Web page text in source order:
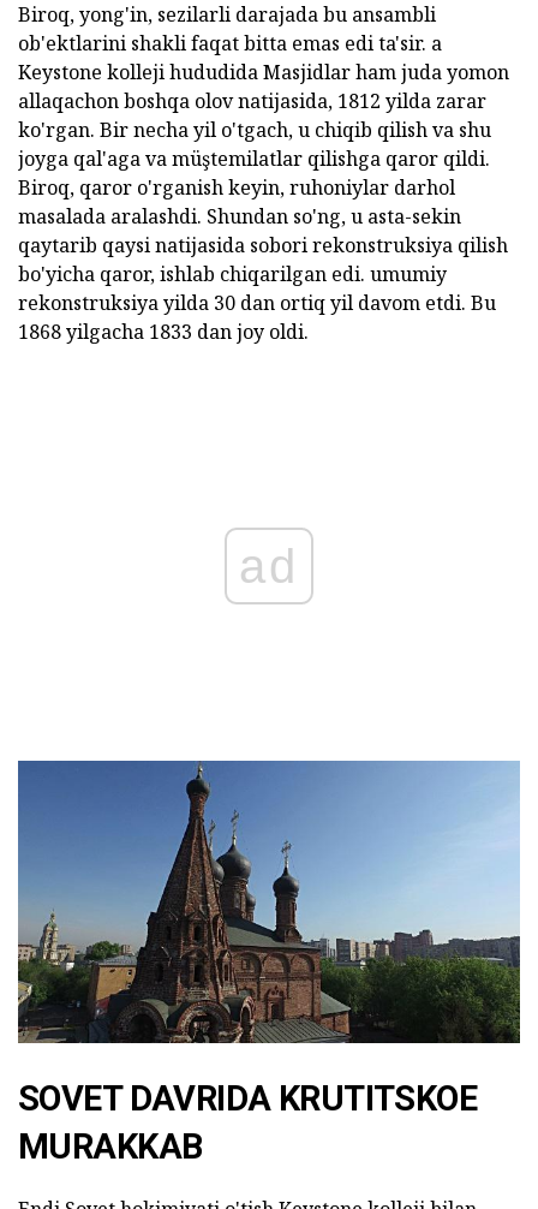
Biroq, yong'in, sezilarli darajada bu ansambli
ob'ektlarini shakli faqat bitta emas edi ta'sir. a
Keystone kolleji hududida Masjidlar ham juda yomon
allaqachon boshqa olov natijasida, 1812 yilda zarar
ko'rgan. Bir necha yil o'tgach, u chiqib qilish va shu
joyga qal'aga va müştemilatlar qilishga qaror qildi.
Biroq, qaror o'rganish keyin, ruhoniylar darhol
masalada aralashdi. Shundan so'ng, u asta-sekin
qaytarib qaysi natijasida sobori rekonstruksiya qilish
bo'yicha qaror, ishlab chiqarilgan edi. umumiy
rekonstruksiya yilda 30 dan ortiq yil davom etdi. Bu
1868 yilgacha 1833 dan joy oldi.
ad
SOVET DAVRIDA KRUTITSKOE
MURAKKAB